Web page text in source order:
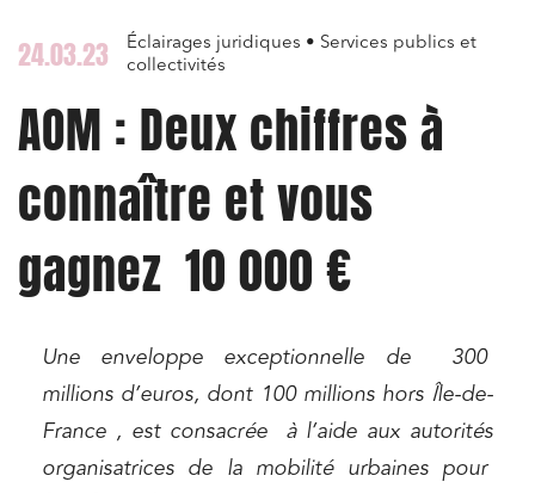
24.03.23
Éclairages juridiques • Services publics et
collectivités
AOM : Deux chiffres à
connaître et vous
gagnez 10 000 €
Une enveloppe exceptionnelle de 300
millions d’euros, dont 100 millions hors Île-de-
France , est consacrée à l’aide aux autorités
organisatrices de la mobilité urbaines pour